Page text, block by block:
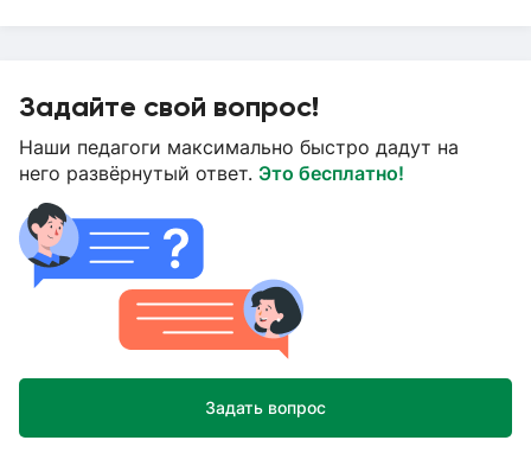
Задайте свой вопрос!
Наши педагоги максимально быстро дадут на
него развёрнутый ответ. Это бесплатно!
Задать вопрос